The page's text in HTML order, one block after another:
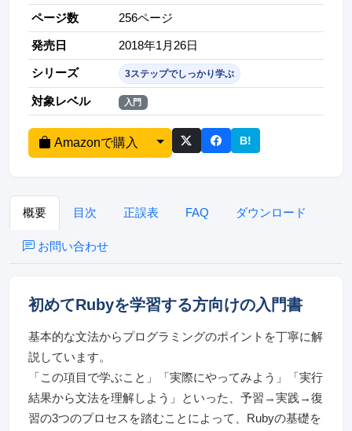
ページ数 256ページ
発売日 2018年1月26日
シリーズ 3ステップでしっかり学ぶ
対象レベル 入門
Amazonで購入 B!このページをはてな
概要 目次 正誤表 FAQ ダウンロード
お問い合わせ
初めてRubyを学習する方向けの入門書
基本的な文法からプログラミングのポイントを丁寧に解
説しています。
「この項目で学ぶこと」「実際にやってみよう」「実行
結果から文法を理解しよう」といった、予習→実践→復
習の3つのプロセスを踏むことによって、Rubyの基礎を